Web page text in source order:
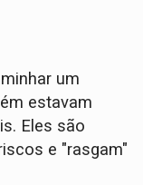
um
estavam
Eles são
e "rasgam"